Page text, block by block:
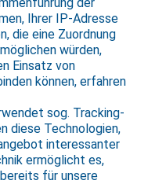
Ihrer IP-Adresse
die eine Zuordnung
würden,
Einsatz von
können, erfahren
sog. Tracking-
diese Technologien,
interessanter
ermöglicht es,
für unsere